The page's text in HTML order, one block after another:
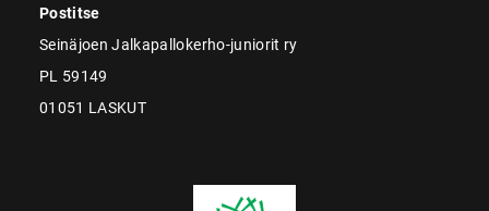
Postitse
Seinäjoen Jalkapallokerho-juniorit ry
PL 59149
01051 LASKUT